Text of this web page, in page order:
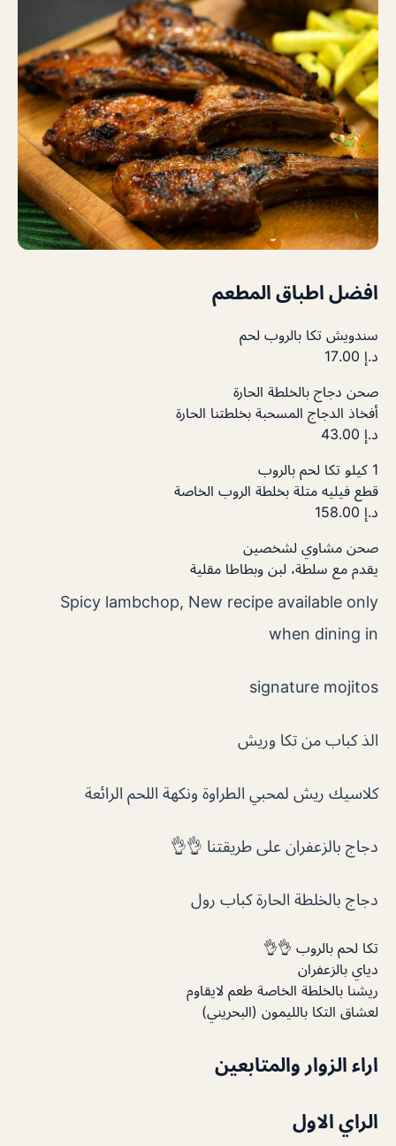
افضل اطباق المطعم
سندويش ﺗﻜﺎ ﺑﺎﻟﺮوب لحم
د.إ 17.00
صحن دﺟﺎج ﺑﺎﻟﺨﻠﻄﺔ اﻟﺤﺎرة
أﻓﺨﺎذ اﻟﺪﺟﺎج اﻟﻤﺴﺤﺒﺔ ﺑﺨﻠﻄﺘﻨﺎ اﻟﺤﺎرة
د.إ 43.00
1 كيلو ﺗﻜﺎ ﻟﺤﻢ ﺑﺎﻟﺮوب
قطع فيليه متلة بخلطة الروب الخاصة
د.إ 158.00
صحن مشاوي لشخصين
يقدم مع سلطة، لبن وبطاطا مقلية
Spicy lambchop, New recipe available only
when dining in
signature mojitos
الذ كباب من تكا وريش
كلاسيك ريش لمحبي الطراوة ونكهة اللحم الرائعة
دجاج بالزعفران على طريقتنا 👌👌
دجاج بالخلطة الحارة كباب رول
تكا لحم بالروب 👌👌
دياي بالزعفران
ريشنا بالخلطة الخاصة طعم لايقاوم
لعشاق التكا بالليمون (البحريني)
اراء الزوار والمتابعين
الراي الاول